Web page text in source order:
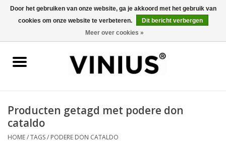
0 Artikelen - €0,00
Wijn per kleur/soort
Geschenken
Producten getagd met podere don
cataldo
HOME/TAGS/ PODERE DON CATALDO
Door het gebruiken van onze website, ga je akkoord met het gebruik van
cookies om onze website te verbeteren.
Dit bericht verbergen
Meer over cookies »